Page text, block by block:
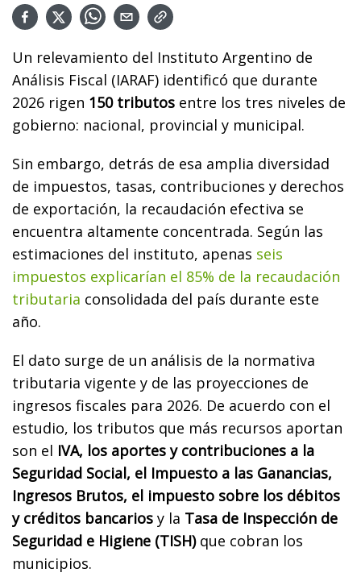
Un relevamiento del Instituto Argentino de
Análisis Fiscal (IARAF) identificó que durante
2026 rigen 150 tributos entre los tres niveles de
gobierno: nacional, provincial y municipal.
Sin embargo, detrás de esa amplia diversidad
de impuestos, tasas, contribuciones y derechos
de exportación, la recaudación efectiva se
encuentra altamente concentrada. Según las
estimaciones del instituto, apenas seis
impuestos explicarían el 85% de la recaudación
tributaria consolidada del país durante este
año.
El dato surge de un análisis de la normativa
tributaria vigente y de las proyecciones de
ingresos fiscales para 2026. De acuerdo con el
estudio, los tributos que más recursos aportan
son el IVA, los aportes y contribuciones a la
Seguridad Social, el Impuesto a las Ganancias,
Ingresos Brutos, el impuesto sobre los débitos
y créditos bancarios y la Tasa de Inspección de
Seguridad e Higiene (TISH)que cobran los
municipios.